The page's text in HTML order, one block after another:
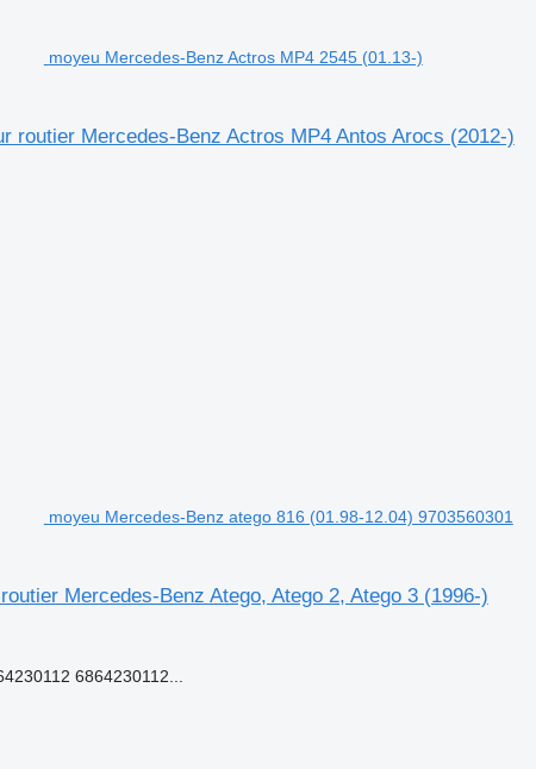
moyeu Mercedes-Benz Actros MP4 2545 (01.13-)
routier Mercedes-Benz Actros MP4 Antos Arocs (2012-)
moyeu Mercedes-Benz atego 816 (01.98-12.04) 9703560301
Mercedes-Benz Atego, Atego 2, Atego 3 (1996-)
6864230112...